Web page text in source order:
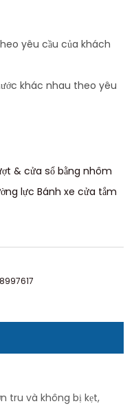
yêu cầu của khách
khác nhau theo yêu
& cửa sổ bằng nhôm
lực Bánh xe cửa tắm
tru và không bị kẹt,